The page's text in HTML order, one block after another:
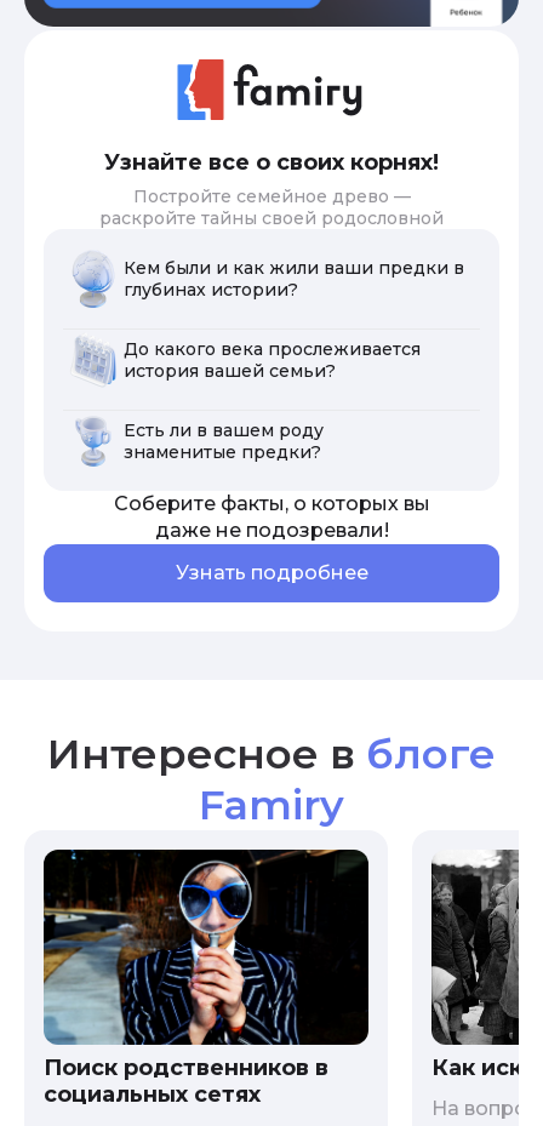
Узнайте все о своих корнях!
Постройте семейное древо —
раскройте тайны своей родословной
Кем были и как жили ваши предки в
глубинах истории?
До какого века прослеживается
история вашей семьи?
Есть ли в вашем роду
знаменитые предки?
Соберите факты, о которых вы
даже не подозревали!
Узнать подробнее
Интересное в блоге
Famiry
Поиск родственников в
социальных сетях
Как
На вопрос